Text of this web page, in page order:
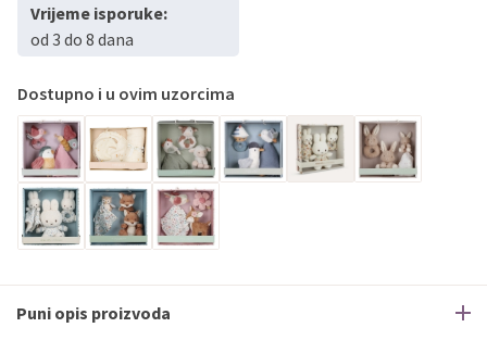
Vrijeme isporuke:
od 3 do 8 dana
Dostupno i u ovim uzorcima
Puni opis proizvoda